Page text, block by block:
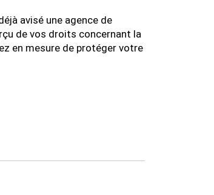
avisé une agence de
de vos droits concernant la
en mesure de protéger votre